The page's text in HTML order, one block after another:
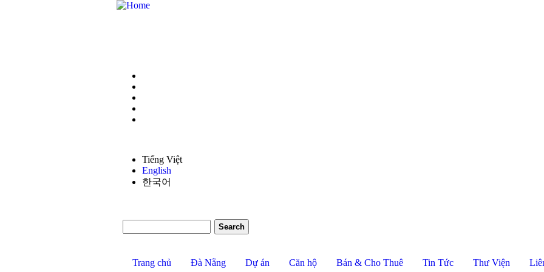
Tiếng Việt
English
한국어
Search form
Search
Trang chủ Đà Nẵng Dự án Căn hộ Bán & Cho Thuê Tin Tức Thư Viện